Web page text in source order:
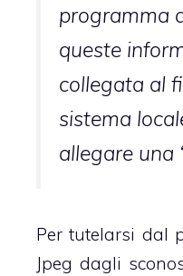
programma
queste
collegata al
sistema
allegare una
Per tutelarsi dal
Jpeg dagli